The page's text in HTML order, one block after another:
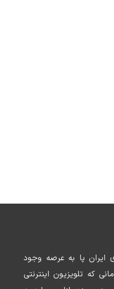
ایران پا به عرصه وجود
به سال ۱۳۹۹ برمی‌گردد؛ زمانی که تلویزیون اینترنتی